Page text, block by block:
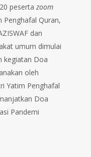
peserta zoom
Penghafal Quran,
dan
umum dimulai
kegiatan Doa
oleh
Yatim Penghafal
Doa
Pandemi